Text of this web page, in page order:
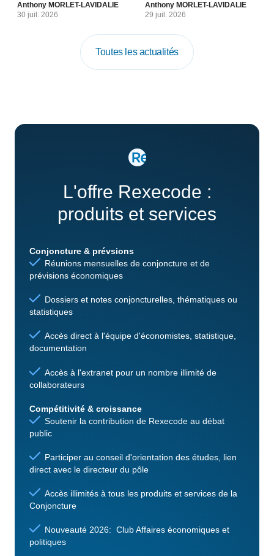
Anthony MORLET-LAVIDALIE
30 juil. 2026
Anthony MORLET-LAVIDALIE
29 juil. 2026
Toutes les actualités
L'offre Rexecode :
produits et services
Conjoncture & prévsions
Réunions mensuelles de conjoncture et de
prévisions économiques
Dossiers et notes conjoncturelles, thématiques ou
statistiques
Accès direct à l'équipe d'économistes, statistique,
documentation
Accès à l'extranet pour un nombre illimité de
collaborateurs
Compétitivité & croissance
Soutenir la contribution de Rexecode au débat
public
Participer au conseil d'orientation des études, lien
direct avec le directeur du pôle
Accès illimités à tous les produits et services de la
Conjoncture
Nouveauté 2026: Club Affaires économiques et
politiques